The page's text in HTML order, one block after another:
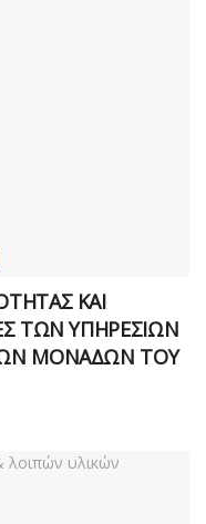
ΚΑΙ
ΤΩΝ ΥΠΗΡΕΣΙΩΝ
ΜΟΝΑΔΩΝ ΤΟΥ